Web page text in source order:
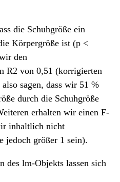
die Schuhgröße ein
Körpergröße ist (p <
den
R2 von 0,51 (korrigierten
sagen, dass wir 51 %
durch die Schuhgröße
erhalten wir einen F-
inhaltlich nicht
jedoch größer 1 sein).
des lm-Objekts lassen sich